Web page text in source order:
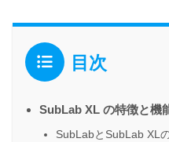
目次
SubLab XL の特徴と機
SubLabとSubLab XL